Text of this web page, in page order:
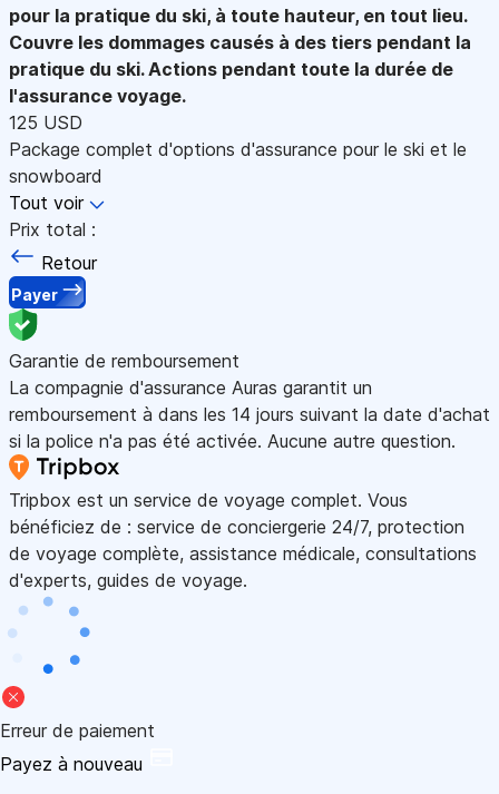
pour la pratique du ski, à toute hauteur, en tout lieu.
Couvre les dommages causés à des tiers pendant la
pratique du ski. Actions pendant toute la durée de
l'assurance voyage.
125 USD
Package complet d'options d'assurance pour le ski et le
snowboard
Tout voir
Prix total :
Retour
Payer
Garantie de remboursement
La compagnie d'assurance Auras garantit un
remboursement à dans les 14 jours suivant la date d'achat
si la police n'a pas été activée. Aucune autre question.
Tripbox est un service de voyage complet. Vous
bénéficiez de : service de conciergerie 24/7, protection
de voyage complète, assistance médicale, consultations
d'experts, guides de voyage.
Erreur de paiement
Payez à nouveau